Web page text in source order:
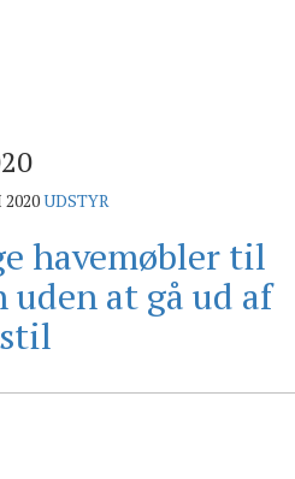
2020UDSTYR
havemøbler til
at gå ud af
stil